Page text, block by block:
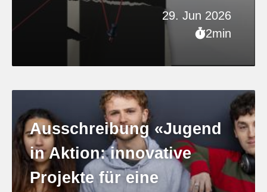
29. Jun 2026
2min
Ausschreibung «Jugend
in Aktion: innovative
Projekte für eine